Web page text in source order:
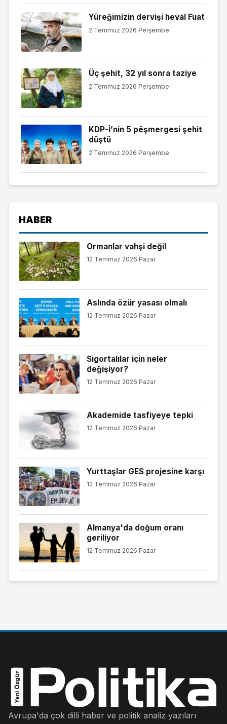
Yüreğimizin dervişi heval Fuat
2 Temmuz 2026 Perşembe
Üç şehit, 32 yıl sonra taziye
2 Temmuz 2026 Perşembe
KDP-İ’nin 5 pêşmergesi şehit
düştü
2 Temmuz 2026 Perşembe
HABER
Ormanlar vahşi değil
12 Temmuz 2026 Pazar
Aslında özür yasası olmalı
12 Temmuz 2026 Pazar
Sigortalılar için neler
değişiyor?
12 Temmuz 2026 Pazar
Akademide tasfiyeye tepki
12 Temmuz 2026 Pazar
Yurttaşlar GES projesine karşı
12 Temmuz 2026 Pazar
Almanya'da doğum oranı
geriliyor
12 Temmuz 2026 Pazar
Avrupa'da çok dilli haber ve politik analiz yazıları